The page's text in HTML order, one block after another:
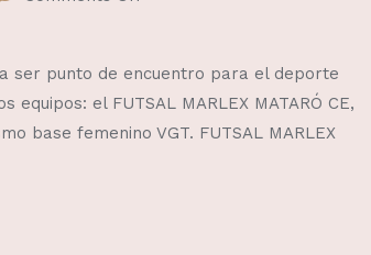
ser punto de encuentro para el deporte
el FUTSAL MARLEX MATARÓ CE,
base femenino VGT. FUTSAL MARLEX